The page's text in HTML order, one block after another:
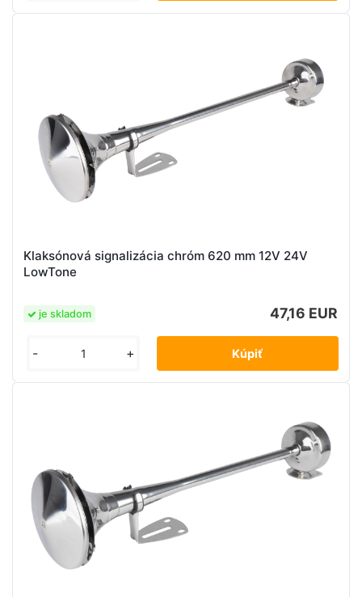
Klaksónová signalizácia chróm 620 mm 12V 24V
LowTone
47,16 EUR
je skladom
- +